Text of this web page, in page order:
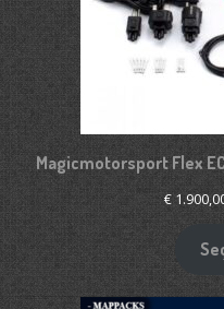
Magicmotorsport Flex
€